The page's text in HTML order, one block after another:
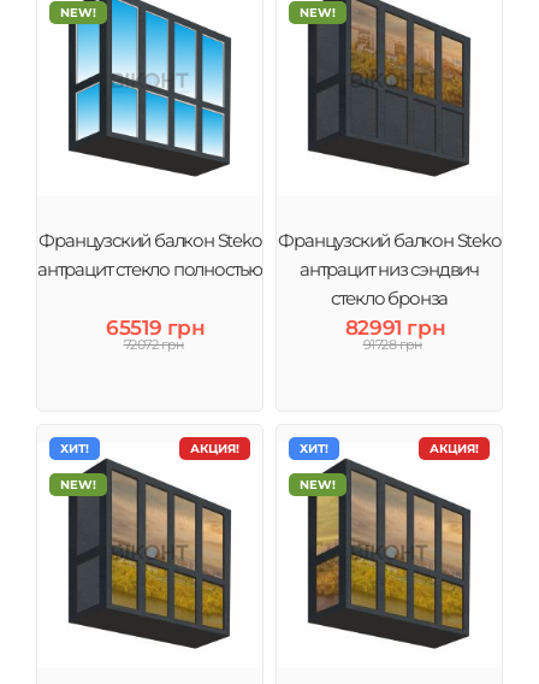
NEW!
Французский балкон Steko
антрацит стекло полностью
65519 грн
72072 грн
NEW!
Французский балкон Steko
антрацит низ сэндвич
стекло бронза
82991 грн
91728 грн
АКЦИЯ!
ХИТ!
NEW!
АКЦИЯ!
ХИТ!
NEW!